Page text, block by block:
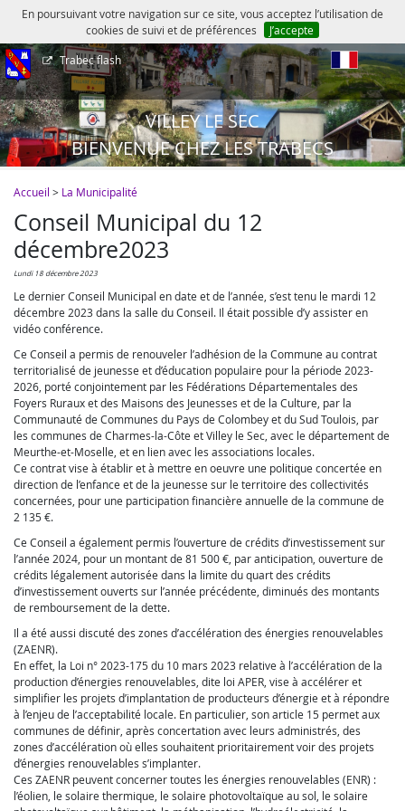
En poursuivant votre navigation sur ce site, vous acceptez l’utilisation de
cookies de suivi et de préférences
J’accepte
Trabec flash
VILLEY LE SEC
BIENVENUE CHEZ LES TRABECS
Accueil > La Municipalité
Conseil Municipal du 12
décembre2023
lundi 18 décembre 2023
Le dernier Conseil Municipal en date et de l’année, s’est tenu le mardi 12
décembre 2023 dans la salle du Conseil. Il était possible d’y assister en
vidéo conférence.
Ce Conseil a permis de renouveler l’adhésion de la Commune au contrat
territorialisé de jeunesse et d’éducation populaire pour la période 2023-
2026, porté conjointement par les Fédérations Départementales des
Foyers Ruraux et des Maisons des Jeunesses et de la Culture, par la
Communauté de Communes du Pays de Colombey et du Sud Toulois, par
les communes de Charmes-la-Côte et Villey le Sec, avec le département de
Meurthe-et-Moselle, et en lien avec les associations locales.
Ce contrat vise à établir et à mettre en oeuvre une politique concertée en
direction de l’enfance et de la jeunesse sur le territoire des collectivités
concernées, pour une participation financière annuelle de la commune de
2 135 €.
Ce Conseil a également permis l’ouverture de crédits d’investissement sur
l’année 2024, pour un montant de 81 500 €, par anticipation, ouverture de
crédits légalement autorisée dans la limite du quart des crédits
d’investissement ouverts sur l’année précédente, diminués des montants
de remboursement de la dette.
Il a été aussi discuté des zones d’accélération des énergies renouvelables
(ZAENR).
En effet, la Loi n° 2023-175 du 10 mars 2023 relative à l’accélération de la
production d’énergies renouvelables, dite loi APER, vise à accélérer et
simplifier les projets d’implantation de producteurs d’énergie et à répondre
à l’enjeu de l’acceptabilité locale. En particulier, son article 15 permet aux
communes de définir, après concertation avec leurs administrés, des
zones d’accélération où elles souhaitent prioritairement voir des projets
d’énergies renouvelables s’implanter.
Ces ZAENR peuvent concerner toutes les énergies renouvelables (ENR) :
l’éolien, le solaire thermique, le solaire photovoltaïque au sol, le solaire